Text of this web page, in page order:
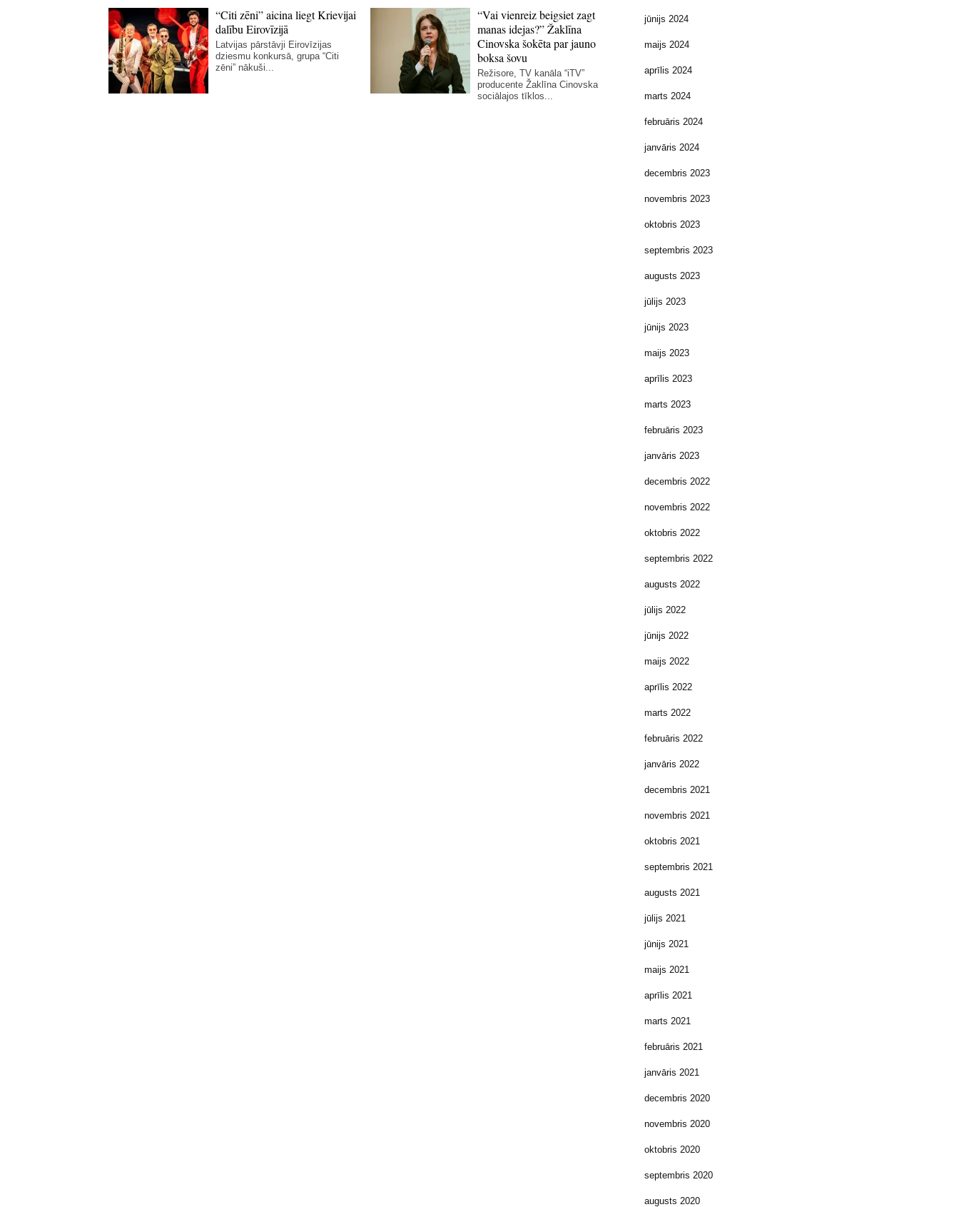
“Citi zēni” aicina liegt Krievijai
dalību Eirovīzijā
Latvijas pārstāvji Eirovīzijas
dziesmu konkursā, grupa “Citi
zēni” nākuši...
“Vai vienreiz beigsiet zagt
manas idejas?” Žaklīna
Cinovska šokēta par jauno
boksa šovu
Režisore, TV kanāla “iTV”
producente Žaklīna Cinovska
sociālajos tīklos...
jūnijs 2024
maijs 2024
aprīlis 2024
marts 2024
februāris 2024
janvāris 2024
decembris 2023
novembris 2023
oktobris 2023
septembris 2023
augusts 2023
jūlijs 2023
jūnijs 2023
maijs 2023
aprīlis 2023
marts 2023
februāris 2023
janvāris 2023
decembris 2022
novembris 2022
oktobris 2022
septembris 2022
augusts 2022
jūlijs 2022
jūnijs 2022
maijs 2022
aprīlis 2022
marts 2022
februāris 2022
janvāris 2022
decembris 2021
novembris 2021
oktobris 2021
septembris 2021
augusts 2021
jūlijs 2021
jūnijs 2021
maijs 2021
aprīlis 2021
marts 2021
februāris 2021
janvāris 2021
decembris 2020
novembris 2020
oktobris 2020
septembris 2020
augusts 2020